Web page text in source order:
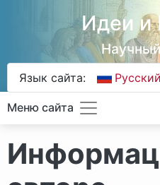
Идеи и
Язык сайта: Русский
Меню сайта